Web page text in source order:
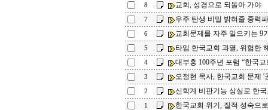
8 교회, 성경으로 되돌아 가야
7 우주 탄생 비밀 밝혀줄 중력
6 교회문제를 자주 일으키는 9
5 타임 한국교회 과열, 위험한
4 대부흥 100주년 포럼 “한국
3 오정현 목사, 한국교회 문제 '
2 신학계 비판기능 상실로 한
1 한국교회 위기, 질적 성숙으